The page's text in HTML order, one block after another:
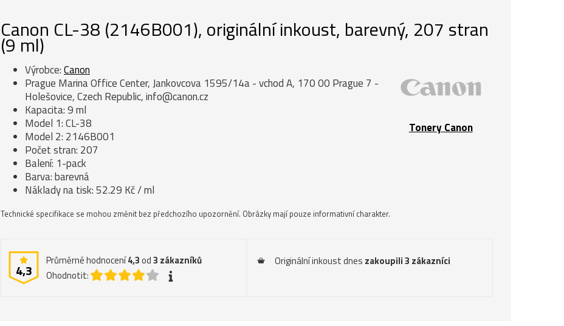
Canon CL-38 (2146B001), originální inkoust, barevný, 207 stran
(9 ml)
Tonery Canon
Výrobce:Canon
Prague Marina Office Center, Jankovcova 1595/14a - vchod A, 170 00 Prague 7 -
Holešovice, Czech Republic, info@canon.cz
Kapacita: 9 ml
Model 1: CL-38
Model 2: 2146B001
Počet stran: 207
Balení: 1-pack
Barva: barevná
Náklady na tisk: 52.29 Kč / ml
Technické specifikace se mohou změnit bez předchozího upozornění. Obrázky mají pouze informativní charakter.
4,3
Průměrné hodnocení4,3od3 zákazníků
Ohodnotit:
Originální inkoust dnes zakoupili 3 zákazníci